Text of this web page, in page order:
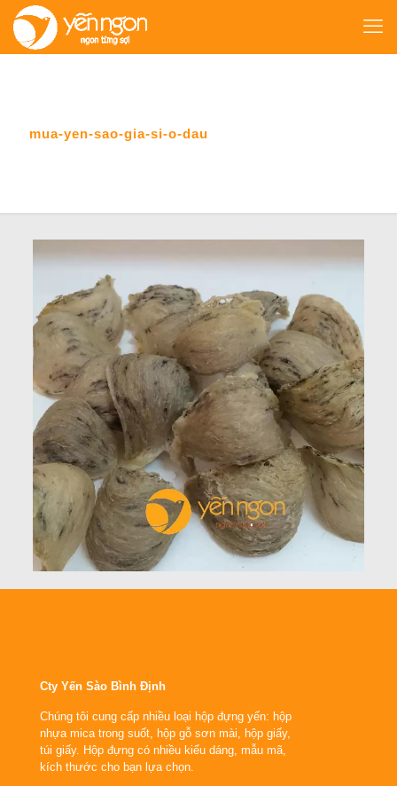
mua-yen-sao-gia-si-o-dau
Cty Yến Sào Bình Định
Chúng tôi cung cấp nhiều loại hộp đựng yến: hộp
nhựa mica trong suốt, hộp gỗ sơn mài, hộp giấy,
túi giấy. Hộp đựng có nhiều kiểu dáng, mẫu mã,
kích thước cho bạn lựa chọn.